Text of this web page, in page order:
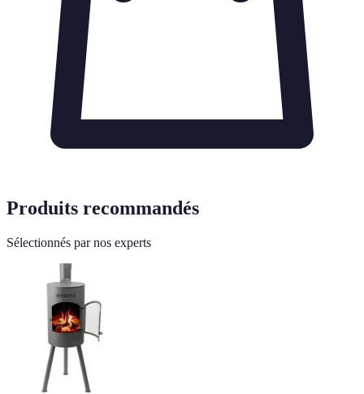
Produits recommandés
Sélectionnés par nos experts